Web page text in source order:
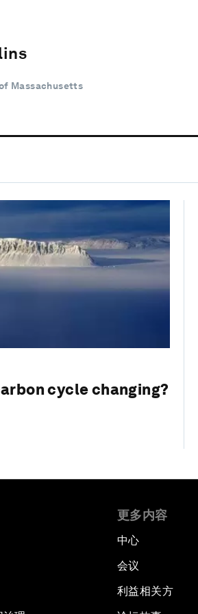
Massachusetts
cycle changing?
更多内容
中心
会议
利益相关方